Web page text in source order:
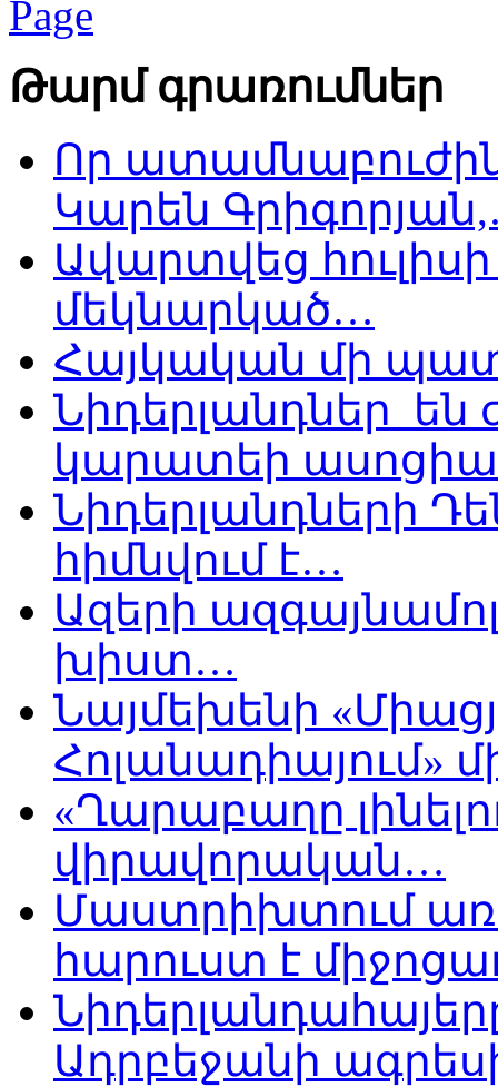
Թարմ գրառումներ
Որ
Կարեն
Ավարտվեց
մեկնարկած…
Հայկական մի
Նիդերլանդներ
կարատեի
Նիդերլանդների
հիմնվում է…
Ազերի
խիստ…
Նայմեխենի
Հոլանադիայում»
«Ղարաբաղը
վիրավորական…
Մաստրիխտում
հարուստ է
Ադրբեջանի